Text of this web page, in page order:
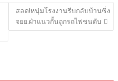
สลด!หนุ่มโรงงานรีบกลับบ้านซิ่ง
จยย.ฝ่าแนวกั้นถูกรถไฟชนดับ